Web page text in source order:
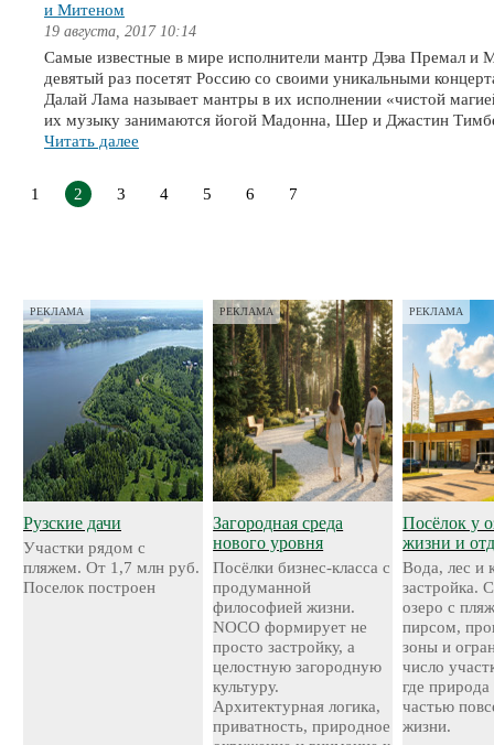
и Митеном
19 августа, 2017 10:14
Самые известные в мире исполнители мантр Дэва Премал и
девятый раз посетят Россию со своими уникальными
Далай Лама называет мантры в их исполнении «чистой
их музыку занимаются йогой Мадонна, Шер и Джастин
Читать далее
1 2 3 4 5 6 7
РЕКЛАМА
Рузские дачи
Участки рядом с
пляжем. От 1,7 млн руб.
Поселок построен
РЕКЛАМА
Загородная среда
нового уровня
Посёлки бизнес-класса с
продуманной
философией жизни.
NOCO формирует не
просто застройку, а
целостную загородную
культуру.
Архитектурная логика,
приватность, природное
РЕКЛАМА
Посёлок у
жизни и
Вода, лес и
застройка.
озеро с
пирсом,
зоны и
число
где природа
частью
жизни.